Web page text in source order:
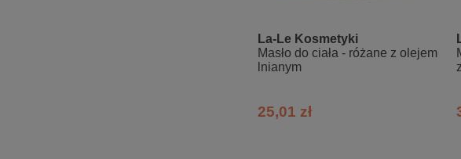
La-Le Kosmetyki
Masło do ciała - różane z olejem
lnianym
25,01 zł